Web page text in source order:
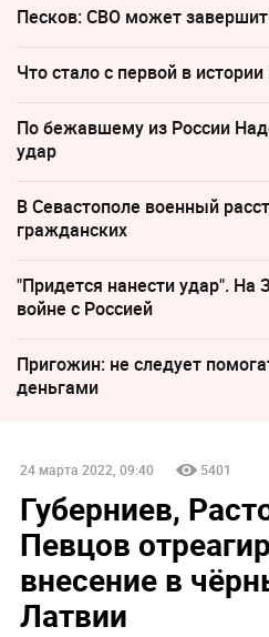
Песков: СВО может
Что стало с первой в
По бежавшему из России
удар
В Севастополе военный
гражданских
"Придется нанести удар". На
войне с Россией
Пригожин: не следует
деньгами
24 марта 2022, 09:40 5401
Губерниев,
Певцов
внесение в
Латвии